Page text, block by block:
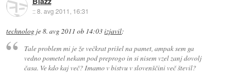
::8. avg 2011, 16:31
technolog je8. avg 2011 ob 14:03izjavil:
Tale problem mi je že večkrat prišel na pamet, ampak sem ga
vedno pometel nekam pod preprogo in si nisem vzel zanj dovolj
časa. Ve kdo kaj več? Imamo v bistvu v slovenščini več števil?